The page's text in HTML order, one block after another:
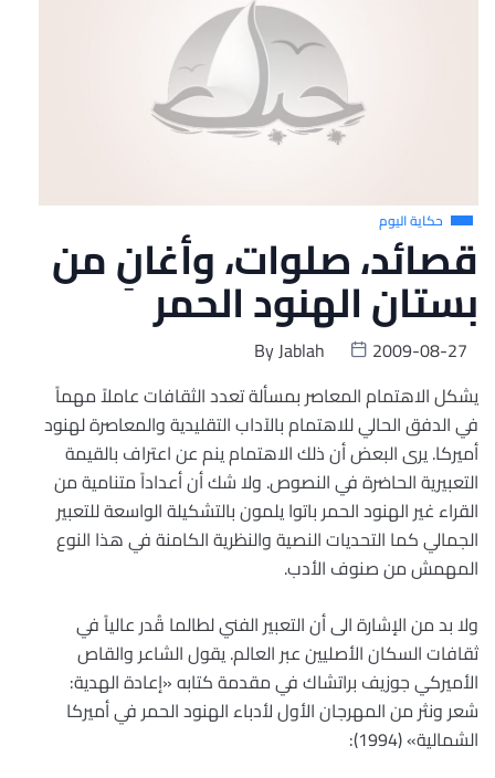
حكاية اليوم
قصائد، صلوات، وأغانِ من
بستان الهنود الحمر
ByJablah
2009-08-27
يشكل الاهتمام المعاصر بمسألة تعدد الثقافات عاملاً مهماً
في الدفق الحالي للاهتمام بالآداب التقليدية والمعاصرة لهنود
أميركا. يرى البعض أن ذلك الاهتمام ينم عن اعتراف بالقيمة
التعبيرية الحاضرة في النصوص. ولا شك أن أعداداً متنامية من
القراء غير الهنود الحمر باتوا يلمون بالتشكيلة الواسعة للتعبير
الجمالي كما التحديات النصية والنظرية الكامنة في هذا النوع
المهمش من صنوف الأدب.
ولا بد من الإشارة الى أن التعبير الفني لطالما قُدر عالياً في
ثقافات السكان الأصليين عبر العالم. يقول الشاعر والقاص
الأميركي جوزيف براتشاك في مقدمة كتابه «إعادة الهدية:
شعر ونثر من المهرجان الأول لأدباء الهنود الحمر في أميركا
الشمالية» (1994):